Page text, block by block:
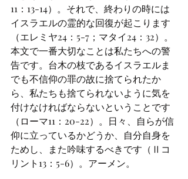
11：13-14）。それで、終わりの時には
イスラエルの霊的な回復が起こります
（エレミヤ24：5-7；マタイ24：32）。
本文で一番大切なことは私たちへの警
告です。台木の枝であるイスラエルま
でも不信仰の罪の故に捨てられたか
ら、私たちも捨てられないように気を
付けなければならないということです
（ローマ11：20-22）。日々、自らが信
仰に立っているかどうか、自分自身を
ためし、また吟味するべきです（Ⅱコ
リント13：5-6）。アーメン。